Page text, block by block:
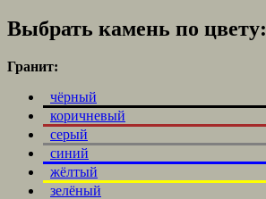
Выбрать камень по цвету:
Гранит:
чёрный
коричневый
серый
синий
жёлтый
зелёный